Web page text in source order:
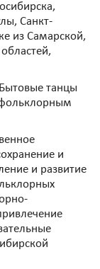
Санкт-
из Самарской,
танцы
и
и развитие